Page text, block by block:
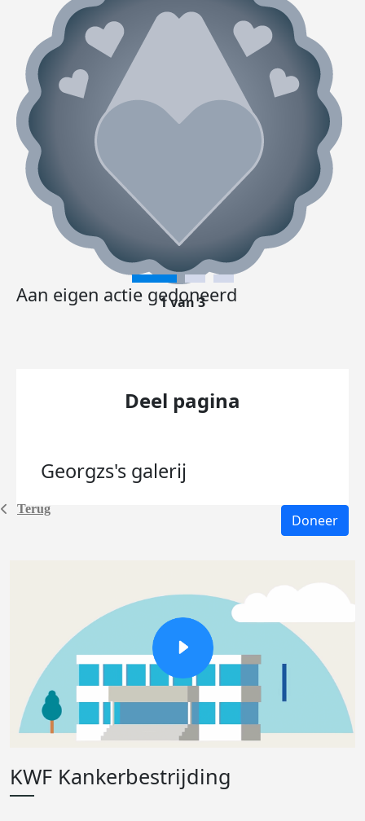
Terug
Aan eigen actie gedoneerd
1 van 3
Deel pagina
Georgzs's galerij
Doneer
KWF Kankerbestrijding